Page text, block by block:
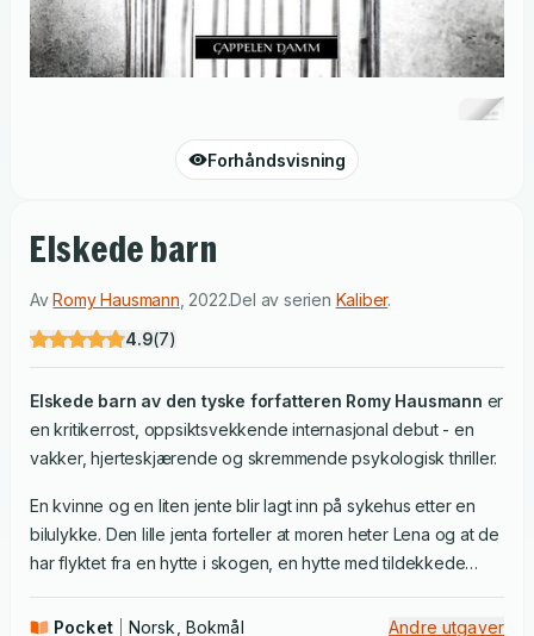
Forhåndsvisning
Elskede barn
AvRomy Hausmann 2022.Del av serien Kaliber.
4.9(7)
Elskede barn av den tyske forfatteren Romy Hausmann er
en kritikerrost, oppsiktsvekkende internasjonal debut - en
vakker, hjerteskjærende og skremmende psykologisk thriller.
En kvinne og en liten jente blir lagt inn på sykehus etter en
bilulykke. Den lille jenta forteller at moren heter Lena og at de
har flyktet fra en hytte i skogen, en hytte med tildekkede
tid. Men marerittet er ikke over, det har akkurat begynt.
Pocket Norsk, Bokmål Andre utgaver